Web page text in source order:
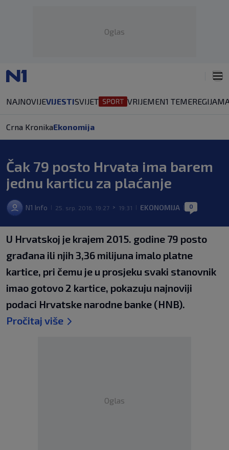
Oglas
NAJNOVIJEVIJESTISVIJET VRIJEMEN1 TEMEREGIJA
Crna KronikaEkonomija
Čak 79 posto Hrvata ima barem
jednu karticu za plaćanje
N1 Info 25. srp. 2016. 19:27 > 19:31 EKONOMIJA 0
U Hrvatskoj je krajem 2015. godine 79 posto
građana ili njih 3,36 milijuna imalo platne
kartice, pri čemu je u prosjeku svaki stanovnik
imao gotovo 2 kartice, pokazuju najnoviji
podaci Hrvatske narodne banke (HNB).
Pročitaj više
Oglas